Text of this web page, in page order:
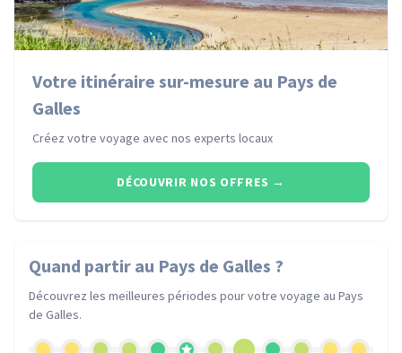
Votre itinéraire sur-mesure au Pays de
Galles
Créez votre voyage avec nos experts locaux
DÉCOUVRIR NOS OFFRES →
Quand partir au Pays de Galles ?
Découvrez les meilleures périodes pour votre voyage au Pays
de Galles.